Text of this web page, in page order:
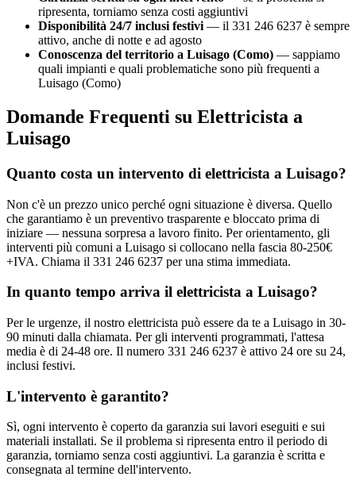
ripresenta, torniamo senza costi aggiuntivi
Disponibilità 24/7 inclusi festivi — il 331 246 6237 è sempre
attivo, anche di notte e ad agosto
Conoscenza del territorio a Luisago (Como) — sappiamo
quali impianti e quali problematiche sono più frequenti a
Luisago (Como)
Domande Frequenti su Elettricista a
Luisago
Quanto costa un intervento di elettricista a Luisago?
Non c'è un prezzo unico perché ogni situazione è diversa. Quello
che garantiamo è un preventivo trasparente e bloccato prima di
iniziare — nessuna sorpresa a lavoro finito. Per orientamento, gli
interventi più comuni a Luisago si collocano nella fascia 80-250€
+IVA. Chiama il 331 246 6237 per una stima immediata.
In quanto tempo arriva il elettricista a Luisago?
Per le urgenze, il nostro elettricista può essere da te a Luisago in 30-
90 minuti dalla chiamata. Per gli interventi programmati, l'attesa
media è di 24-48 ore. Il numero 331 246 6237 è attivo 24 ore su 24,
inclusi festivi.
L'intervento è garantito?
Sì, ogni intervento è coperto da garanzia sui lavori eseguiti e sui
materiali installati. Se il problema si ripresenta entro il periodo di
garanzia, torniamo senza costi aggiuntivi. La garanzia è scritta e
consegnata al termine dell'intervento.